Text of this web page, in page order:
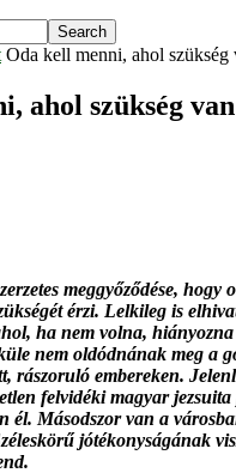
Oda kell menni, ahol szükség
ahol szükség
meggyőződése, hogy
érzi. Lelkileg is
ha nem volna,
nem oldódnának meg a
rászoruló embereken.
felvidéki magyar jezsuita
él. Másodszor van a
jótékonyságának